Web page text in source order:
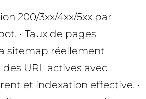
200/3xx/4xx/5xx par
• Taux de pages
sitemap réellement
des URL actives avec
et indexation effective. •